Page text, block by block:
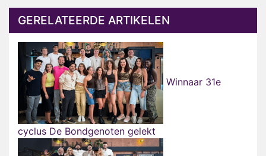
GERELATEERDE ARTIKELEN
Winnaar 31e
cyclus De Bondgenoten gelekt